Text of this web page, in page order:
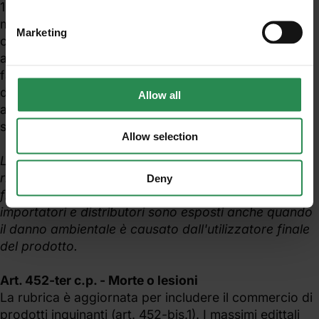
Marketing
Allow all
Allow selection
Deny
100.000): punisce chi immette abusivamente sul
mercato un prodotto il cui impiego causi
compromissione significativa e misurabile di acque,
aria, suolo, ecosistemi, habitat, biodiversità, flora o
fauna. La condotta è integrata già all'atto
dell'immissione in commercio, prima che il danno
ambientale si verifichi. La struttura delle aggravanti è
speculare all'art. 452-bis riformato.
L'art. 452-bis.1 è la novità sistematicamente più
rilevante per le imprese: sposta verso monte della
filiera la soglia di antigiuridicità penale. Produttori,
importatori e distributori sono esposti anche quando
il danno ambientale è causato dall'utilizzatore finale
del prodotto.
Art. 452-ter c.p. - Morte o lesioni
La rubrica è aggiornata per includere il commercio di
prodotti inquinanti (art. 452-bis.1). I massimi edittali